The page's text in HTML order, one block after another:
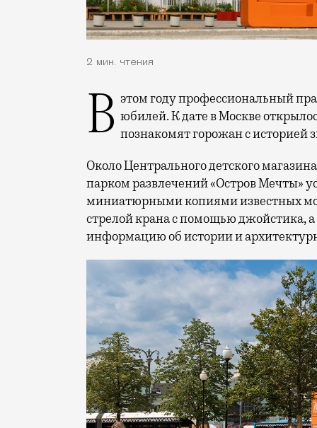
2 мин. чтения
В этом году профессиональный праздник День строителя отмечает 70-летний юбилей. К дате в Москве
познакомят горожан с историей
Около Центрального детского
парком развлечений «Остров Мечты»
миниатюрными копиями известных
стрелой крана с помощью джойстика,
информацию об истории и